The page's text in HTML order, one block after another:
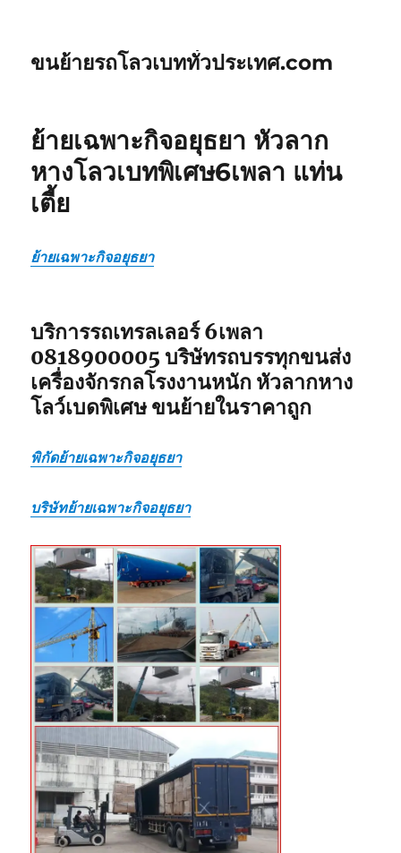
ขนย้ายรถโลวเบททั่วประเทศ.com
ย้ายเฉพาะกิจอยุธยา หัวลาก
หางโลวเบทพิเศษ6เพลา แท่น
เตี้ย
ย้ายเฉพาะกิจอยุธยา
บริการรถเทรลเลอร์ 6เพลา
0818900005 บริษัทรถบรรทุกขนส่ง
เครื่องจักรกลโรงงานหนัก หัวลากหาง
โลว์เบดพิเศษ ขนย้ายในราคาถูก
พิกัดย้ายเฉพาะกิจอยุธยา
บริษัทย้ายเฉพาะกิจอยุธยา